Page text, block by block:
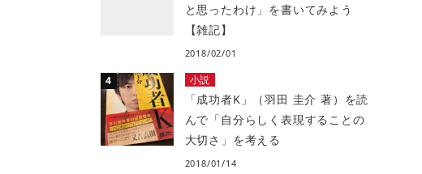
と思ったわけ」を書いてみよう
【雑記】
2018/02/01
小説
「成功者K」（羽田 圭介 著）を読
んで「自分らしく表現することの
大切さ」を考える
2018/01/14